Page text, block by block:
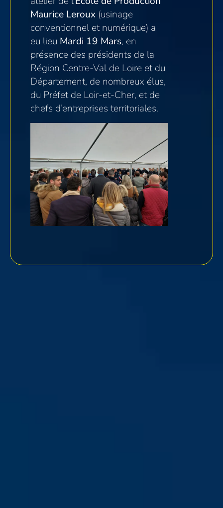
Maurice Leroux (usinage
conventionnel et numérique) a
eu lieu Mardi 19 Mars, en
présence des présidents de la
Région Centre-Val de Loire et du
Département, de nombreux élus,
du Préfet de Loir-et-Cher, et de
chefs d’entreprises territoriales.